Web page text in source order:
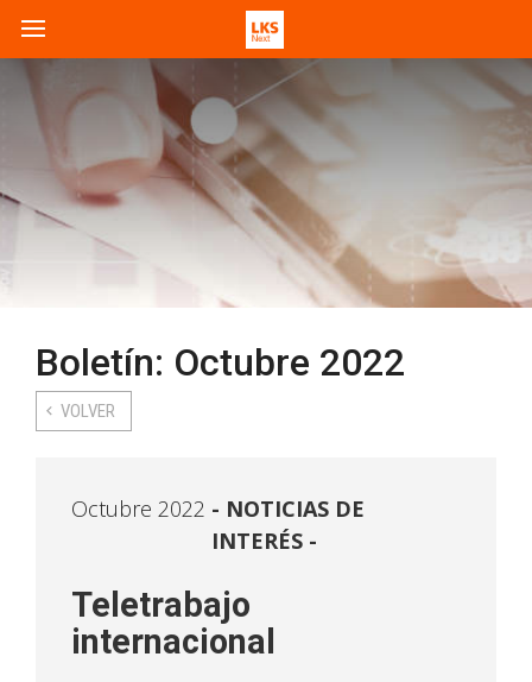
Boletín: Octubre 2022
VOLVER
Octubre 2022
NOTICIAS DE
INTERÉS -
Teletrabajo
internacional